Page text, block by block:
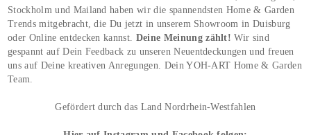
Stockholm und Mailand haben wir die spannendsten Home & Garden
Trends mitgebracht, die Du jetzt in unserem Showroom in Duisburg
oder Online entdecken kannst. Deine Meinung zählt!Wir sind
gespannt auf Dein Feedback zu unseren Neuentdeckungen und freuen
uns auf Deine kreativen Anregungen. Dein YOH‑ART Home & Garden
Team.
Gefördert durch das Land Nordrhein-Westfahlen